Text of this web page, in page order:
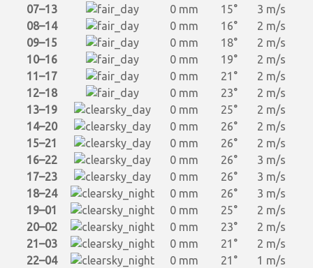
07–13
0 mm 15°
3 m/s
08–14
0 mm 16°
2 m/s
09–15
0 mm 18°
2 m/s
10–16
0 mm 19°
2 m/s
11–17
0 mm 21°
2 m/s
12–18
0 mm 23°
2 m/s
13–19
0 mm 25°
2 m/s
14–20
0 mm 26°
2 m/s
15–21
0 mm 26°
2 m/s
16–22
0 mm 26°
3 m/s
17–23
0 mm 26°
3 m/s
18–24
0 mm 26°
3 m/s
19–01
0 mm 25°
2 m/s
20–02
0 mm 23°
2 m/s
21–03
0 mm 21°
2 m/s
22–04
0 mm 21°
1 m/s